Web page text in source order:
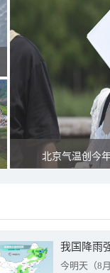
北京气温创今
今明天（8